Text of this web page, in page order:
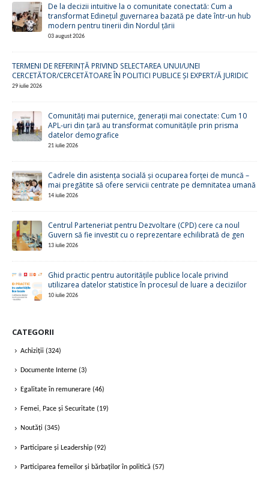
De la decizii intuitive la o comunitate conectată: Cum a
transformat Edinețul guvernarea bazată pe date într-un hub
modern pentru tinerii din Nordul țării
03 august 2026
TERMENI DE REFERINȚĂ PRIVIND SELECTAREA UNUI/UNEI
CERCETĂTOR/CERCETĂTOARE ÎN POLITICI PUBLICE ȘI EXPERT/Ă JURIDIC
29 iulie 2026
Comunități mai puternice, generații mai conectate: Cum 10
APL-uri din țară au transformat comunitățile prin prisma
datelor demografice
21 iulie 2026
Cadrele din asistența socială și ocuparea forței de muncă –
mai pregătite să ofere servicii centrate pe demnitatea umană
14 iulie 2026
Centrul Parteneriat pentru Dezvoltare (CPD) cere ca noul
Guvern să fie investit cu o reprezentare echilibrată de gen
13 iulie 2026
Ghid practic pentru autoritățile publice locale privind
utilizarea datelor statistice în procesul de luare a deciziilor
10 iulie 2026
CATEGORII
Achiziții (324)
Documente Interne (3)
Egalitate în remunerare (46)
Femei, Pace și Securitate (19)
Noutăți (345)
Participare și Leadership (92)
Participarea femeilor și bărbaților în politică (57)